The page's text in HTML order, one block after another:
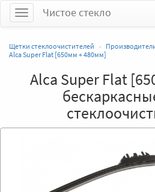
МенюЧистое стекло
Щетки стеклоочистителей
Alca Super Flat [650мм + 480мм]
Alca Super Flat